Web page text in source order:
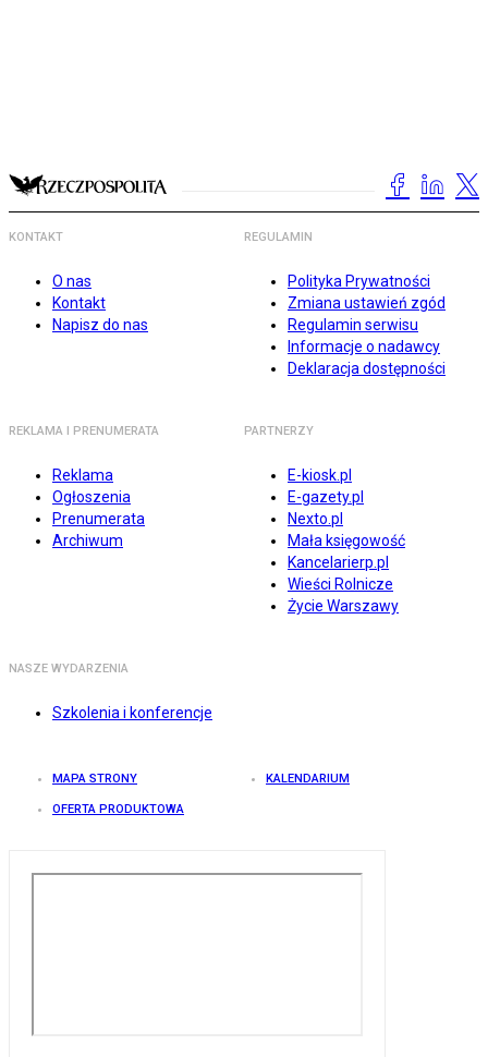
KONTAKT
O nas
Kontakt
Napisz do nas
REGULAMIN
Polityka Prywatności
Zmiana ustawień zgód
Regulamin serwisu
Informacje o nadawcy
Deklaracja dostępności
REKLAMA I PRENUMERATA
Reklama
Ogłoszenia
Prenumerata
Archiwum
PARTNERZY
E-kiosk.pl
E-gazety.pl
Nexto.pl
Mała księgowość
Kancelarierp.pl
Wieści Rolnicze
Życie Warszawy
NASZE WYDARZENIA
Szkolenia i konferencje
MAPA STRONY KALENDARIUM
OFERTA PRODUKTOWA